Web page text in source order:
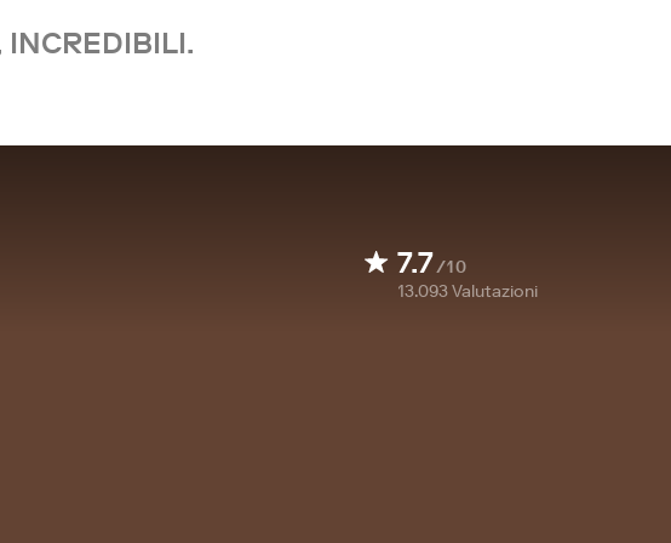
7.7/10
13.093Valutazioni